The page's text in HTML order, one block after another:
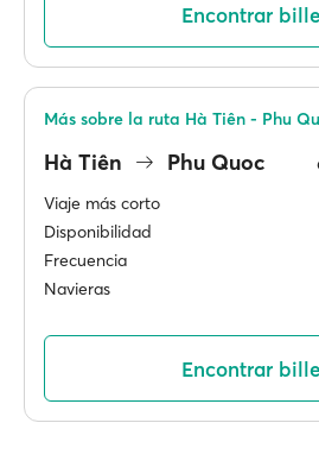
Encontrar
Hà Tiên Phu Quoc
Viaje más corto
Disponibilidad
Frecuencia
Navieras
Más sobre la ruta Hà Tiên - Phu
Encontrar